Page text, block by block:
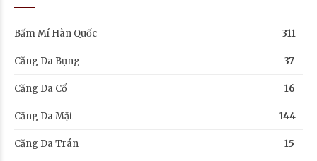
Bấm Mí Hàn Quốc 311
Căng Da Bụng 37
Căng Da Cổ 16
Căng Da Mặt 144
Căng Da Trán 15